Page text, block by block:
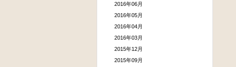
2016年06月
2016年05月
2016年04月
2016年03月
2015年12月
2015年09月